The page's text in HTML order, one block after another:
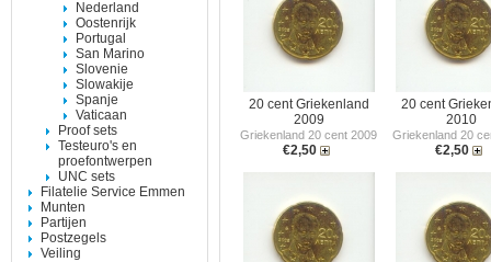
Nederland
Oostenrijk
Portugal
San Marino
Slovenie
Slowakije
Spanje
Vaticaan
Proof sets
Testeuro's en
proefontwerpen
UNC sets
Filatelie Service Emmen
Munten
Partijen
Postzegels
Veiling
20 cent Griekenland
2009
Griekenland 20 cent 2009
€2,50
20 cent
2010
Griekenland 20
€2,50